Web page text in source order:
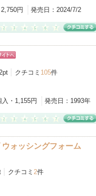
円 発売日： 2024/7/2
へ
クチコミ 105件
・1,155円 発売日： 1993年
ォッシングフォーム
クチコミ 2件